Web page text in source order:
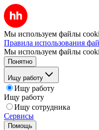
Мы используем файлы
Правила использования
Мы используем файлы
Понятно
Ищу работу
Ищу работу
Ищу работу
Ищу сотрудника
Сервисы
Помощь